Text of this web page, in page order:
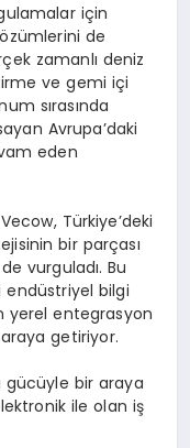
için
de
zamanlı deniz
ve gemi içi
sırasında
Avrupa’daki
eden
Vecow, Türkiye’deki
bir parçası
vurguladı. Bu
endüstriyel bilgi
yerel entegrasyon
getiriyor.
gücüyle bir araya
ile olan iş